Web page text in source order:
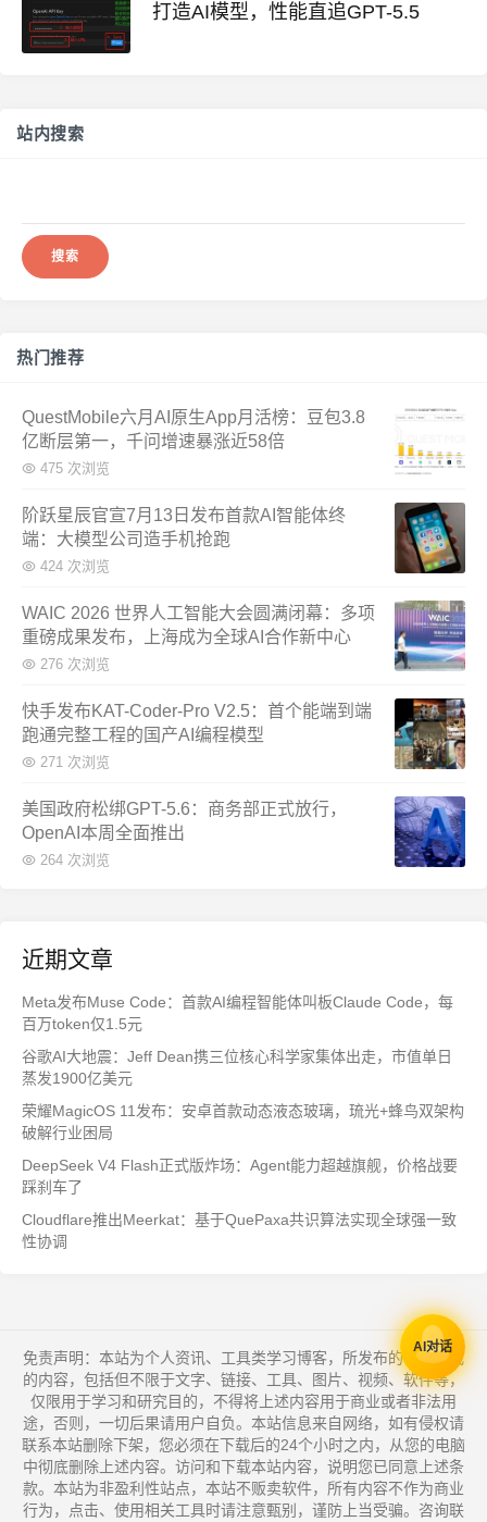
打造AI模型，性能直追GPT-5.5
站内搜索
热门推荐
QuestMobile六月AI原生App月活榜：豆包3.8
亿断层第一，千问增速暴涨近58倍
475 次浏览
阶跃星辰官宣7月13日发布首款AI智能体终
端：大模型公司造手机抢跑
424 次浏览
WAIC 2026 世界人工智能大会圆满闭幕：多项
重磅成果发布，上海成为全球AI合作新中心
276 次浏览
快手发布KAT-Coder-Pro V2.5：首个能端到端
跑通完整工程的国产AI编程模型
271 次浏览
美国政府松绑GPT-5.6：商务部正式放行，
OpenAI本周全面推出
264 次浏览
近期文章
Meta发布Muse Code：首款AI编程智能体叫板Claude Code，每
百万token仅1.5元
谷歌AI大地震：Jeff Dean携三位核心科学家集体出走，市值单日
蒸发1900亿美元
荣耀MagicOS 11发布：安卓首款动态液态玻璃，琉光+蜂鸟双架构
破解行业困局
DeepSeek V4 Flash正式版炸场：Agent能力超越旗舰，价格战要
踩刹车了
Cloudflare推出Meerkat：基于QuePaxa共识算法实现全球强一致
性协调
免责声明：本站为个人资讯、工具类学习博客，所发布的一切形式
的内容，包括但不限于文字、链接、工具、图片、视频、软件等，
仅限用于学习和研究目的，不得将上述内容用于商业或者非法用
途，否则，一切后果请用户自负。本站信息来自网络，如有侵权请
联系本站删除下架，您必须在下载后的24个小时之内，从您的电脑
中彻底删除上述内容。访问和下载本站内容，说明您已同意上述条
款。本站为非盈利性站点，本站不贩卖软件，所有内容不作为商业
行为，点击、使用相关工具时请注意甄别，谨防上当受骗。咨询联
AI对话